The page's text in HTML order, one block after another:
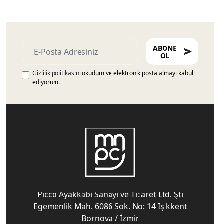
ABONE
OL
Gizlilik politikasını okudum ve elektronik posta almayı kabul
ediyorum.
Picco Ayakkabı Sanayi ve Ticaret Ltd. Şti
Egemenlik Mah. 6086 Sok. No: 14 Işıkkent
Bornova / İzmir